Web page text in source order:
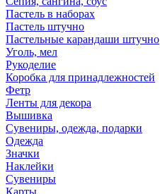
Пастель в наборах
Пастель штучно
Пастельные карандаши штучно
Уголь, мел
Рукоделие
Коробка для принадлежностей
Фетр
Ленты для декора
Вышивка
Сувениры, одежда, подарки
Одежда
Значки
Наклейки
Сувениры
Карты